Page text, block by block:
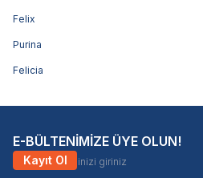
Felix
Purina
Felicia
E-BÜLTENİMİZE ÜYE OLUN!
Kayıt Ol